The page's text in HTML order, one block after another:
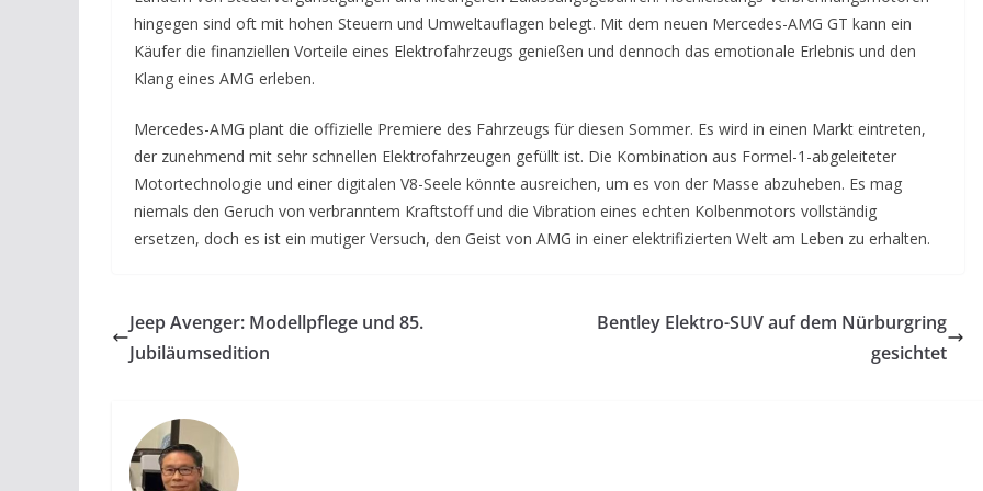
hingegen sind oft mit hohen Steuern und Umweltauflagen belegt. Mit dem neuen Mercedes-AMG GT kann ein
Käufer die finanziellen Vorteile eines Elektrofahrzeugs genießen und dennoch das emotionale Erlebnis und den
Klang eines AMG erleben.
Mercedes-AMG plant die offizielle Premiere des Fahrzeugs für diesen Sommer. Es wird in einen Markt eintreten,
der zunehmend mit sehr schnellen Elektrofahrzeugen gefüllt ist. Die Kombination aus Formel-1-abgeleiteter
Motortechnologie und einer digitalen V8-Seele könnte ausreichen, um es von der Masse abzuheben. Es mag
niemals den Geruch von verbranntem Kraftstoff und die Vibration eines echten Kolbenmotors vollständig
ersetzen, doch es ist ein mutiger Versuch, den Geist von AMG in einer elektrifizierten Welt am Leben zu erhalten.
Jeep Avenger: Modellpflege und 85.
Jubiläumsedition
Bentley Elektro-SUV auf dem Nürburgring
gesichtet